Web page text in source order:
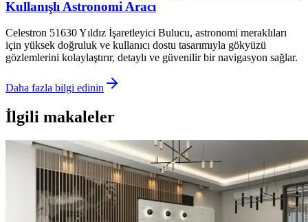
Kullanışlı Astronomi Aracı
Celestron 51630 Yıldız İşaretleyici Bulucu, astronomi meraklıları
için yüksek doğruluk ve kullanıcı dostu tasarımıyla gökyüzü
gözlemlerini kolaylaştırır, detaylı ve güvenilir bir navigasyon sağlar.
Daha fazla bilgi edinin
İlgili makaleler